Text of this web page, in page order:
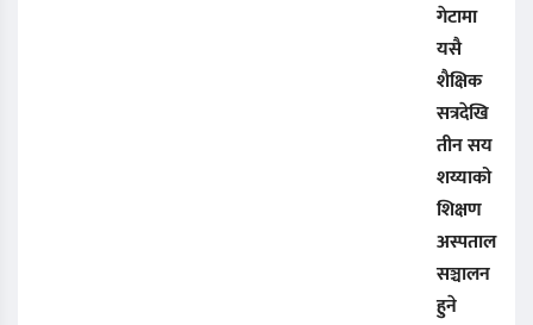
गेटामा
यसै
शैक्षिक
सत्रदेखि
तीन सय
शय्याको
शिक्षण
अस्पताल
सञ्चालन
हुने